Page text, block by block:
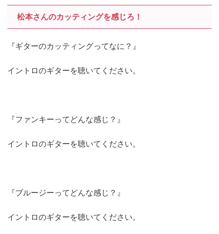
松本さんのカッティングを感じろ！
『ギターのカッティングってなに？』
イントロのギターを聴いてください。
『ファンキーってどんな感じ？』
イントロのギターを聴いてください。
『ブルージーってどんな感じ？』
イントロのギターを聴いてください。